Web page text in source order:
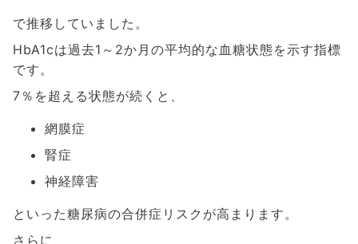
で推移していました。
HbA1cは過去1～2か月の平均的な血糖状態を示す指標
です。
7％を超える状態が続くと、
網膜症
腎症
神経障害
といった糖尿病の合併症リスクが高まります。
さらに、